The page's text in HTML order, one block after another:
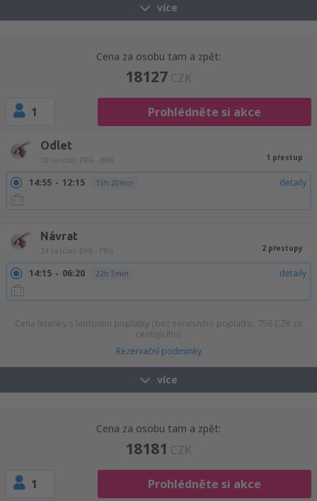
více
Cena za osobu tam a zpět:
18127 CZK
1 Prohlédněte si akce
Odlet
10 lis (úte) PRG - BKK 1 přestup
14:55 12:15 15h 20min detaily
Návrat
24 lis (úte) BKK - PRG 2 přestupy
14:15 06:20 22h 5min detaily
Cena letenky s letištními poplatky (bez servisního poplatku: 756 CZK za
cestujícího)
Rezervační podmínky
více
Cena za osobu tam a zpět:
18181 CZK
1 Prohlédněte si akce